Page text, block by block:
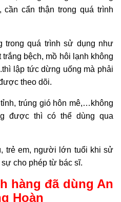
cẩn thận trong quá trình
trong quá trình sử dụng như
bệch, mồ hôi lạnh không
lập tức dừng uống mà phải
theo dõi.
trúng gió hôn mê,…không
được thì có thể dùng qua
trẻ em, người lớn tuổi khi sử
cho phép từ bác sĩ.
hàng đã dùng An
Hoàn